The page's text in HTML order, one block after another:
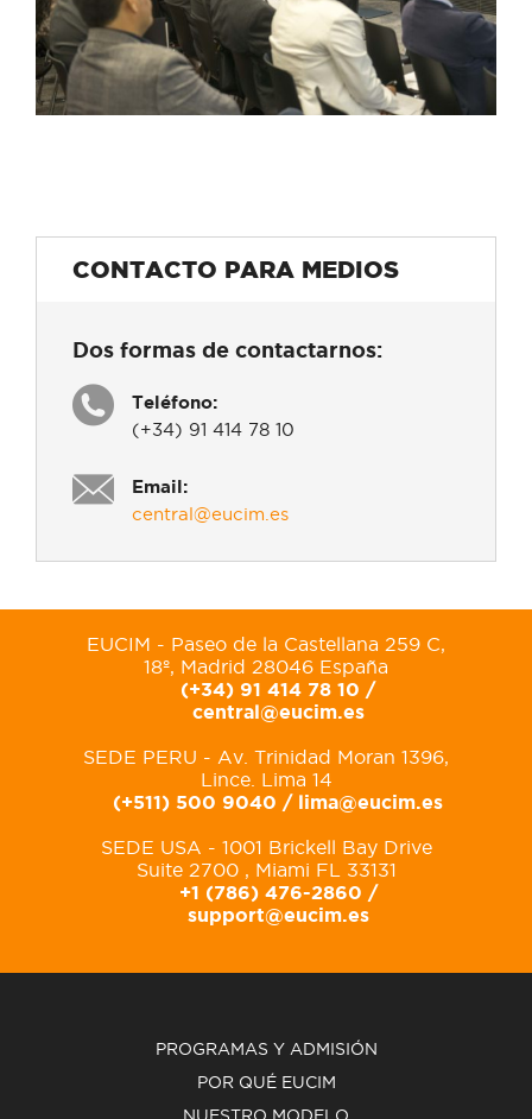
CONTACTO PARA MEDIOS
Dos formas de contactarnos:
Teléfono:
(+34) 91 414 78 10
Email:
central@eucim.es
EUCIM - Paseo de la Castellana 259 C,
18º, Madrid 28046 España
(+34) 91 414 78 10 /
central@eucim.es
SEDE PERU - Av. Trinidad Moran 1396,
Lince. Lima 14
(+511) 500 9040 / lima@eucim.es
SEDE USA - 1001 Brickell Bay Drive
Suite 2700 , Miami FL 33131
+1 (786) 476-2860 /
support@eucim.es
PROGRAMAS Y ADMISIÓN
POR QUÉ EUCIM
NUESTRO MODELO